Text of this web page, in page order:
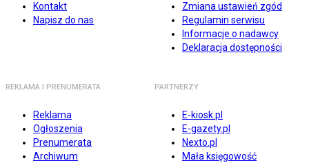
Kontakt
Napisz do nas
Zmiana ustawień zgód
Regulamin serwisu
Informacje o nadawcy
Deklaracja dostępności
REKLAMA I PRENUMERATA
Reklama
Ogłoszenia
Prenumerata
Archiwum
PARTNERZY
E-kiosk.pl
E-gazety.pl
Nexto.pl
Mała księgowość